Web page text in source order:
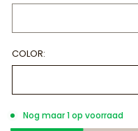
COLOR:
Nog maar 1 op voorraad